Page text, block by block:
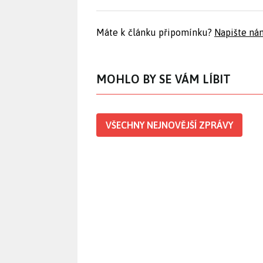
Máte k článku připomínku? Napište
MOHLO BY SE VÁM LÍBIT
VŠECHNY NEJNOVĚJŠÍ ZPRÁVY